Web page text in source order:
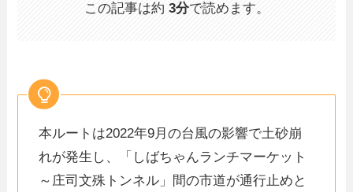
この記事は約 3分で読めます。
本ルートは2022年9月の台風の影響で土砂崩
れが発生し、「しばちゃんランチマーケット
～庄司文殊トンネル」間の市道が通行止めと